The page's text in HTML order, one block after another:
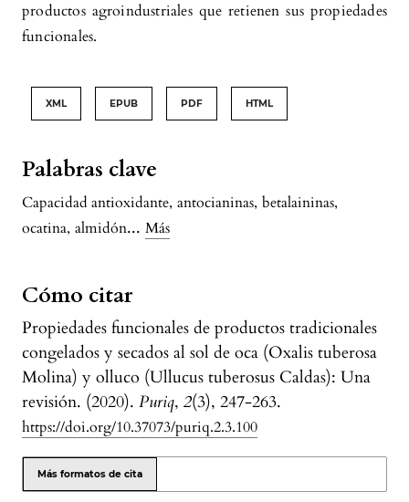
Palabras clave
Capacidad antioxidante, antocianinas, betalaininas,
ocatina, almidón... Más
Cómo citar
Propiedades funcionales de productos tradicionales
congelados y secados al sol de oca (Oxalis tuberosa
Molina) y olluco (Ullucus tuberosus Caldas): Una
revisión. (2020). Puriq, 2(3), 247-263.
https://doi.org/10.37073/puriq.2.3.100
Más formatos de cita
Narcizo Gómez-Villanes, Rita Girón-Aguilar,
Vidal Aquino-Zacarías, Mario Monteghirfo-
Dennis Ccopi-Trucios, Samuel Pizarro-Carcausto,
Kalyani Sen (2025)
Variability of Olluco (Ullucus tuberosus
Caldas): Implications for Its Revaluation as an
Andean Food of High Nutritional Value.
Scientific World Journal, 2025(1).
productos agroindustriales que retienen sus propiedades
funcionales.
XML EPUB PDF HTML